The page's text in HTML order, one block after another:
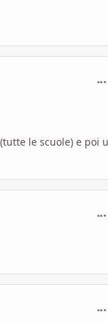
le scuole) e poi